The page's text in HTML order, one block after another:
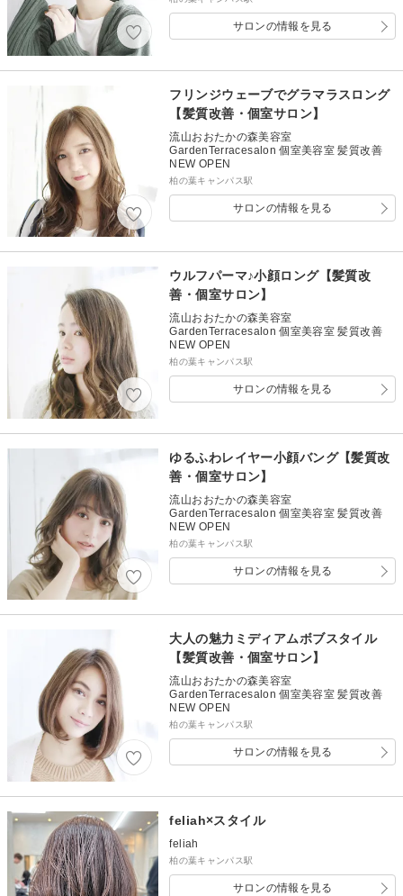
サロンの情報を見る
フリンジウェーブでグラマラスロング
【髪質改善・個室サロン】
流山おおたかの森美容室
GardenTerracesalon 個室美容室 髪質改善
NEW OPEN
柏の葉キャンパス駅
サロンの情報を見る
ウルフパーマ♪小顔ロング【髪質改
善・個室サロン】
流山おおたかの森美容室
GardenTerracesalon 個室美容室 髪質改善
NEW OPEN
柏の葉キャンパス駅
サロンの情報を見る
ゆるふわレイヤー小顔バング【髪質改
善・個室サロン】
流山おおたかの森美容室
GardenTerracesalon 個室美容室 髪質改善
NEW OPEN
柏の葉キャンパス駅
サロンの情報を見る
大人の魅力ミディアムボブスタイル
【髪質改善・個室サロン】
流山おおたかの森美容室
GardenTerracesalon 個室美容室 髪質改善
NEW OPEN
柏の葉キャンパス駅
サロンの情報を見る
feliah×スタイル
feliah
柏の葉キャンパス駅
サロンの情報を見る